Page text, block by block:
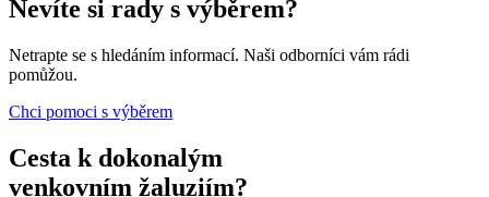
Nevíte si rady s výběrem?
Netrapte se s hledáním informací. Naši odborníci vám rádi
pomůžou.
Chci pomoci s výběrem
Cesta k dokonalým
venkovním žaluziím?